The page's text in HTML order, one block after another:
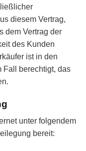
diesem Vertrag,
dem Vertrag der
des Kunden
ist in den
Fall berechtigt, das
unter folgendem
bereit: